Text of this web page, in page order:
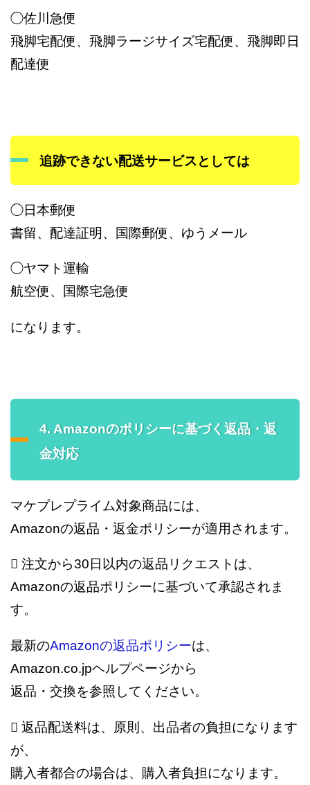
◯佐川急便
飛脚宅配便、飛脚ラージサイズ宅配便、飛脚即日
配達便
追跡できない配送サービスとしては
◯日本郵便
書留、配達証明、国際郵便、ゆうメール
◯ヤマト運輸
航空便、国際宅急便
になります。
4. Amazonのポリシーに基づく返品・返
金対応
マケプレプライム対象商品には、
Amazonの返品・返金ポリシーが適用されます。
 注文から30日以内の返品リクエストは、
Amazonの返品ポリシーに基づいて承認されま
す。
最新のAmazonの返品ポリシーは、
Amazon.co.jpヘルプページから
返品・交換を参照してください。
 返品配送料は、原則、出品者の負担になります
が、
購入者都合の場合は、購入者負担になります。